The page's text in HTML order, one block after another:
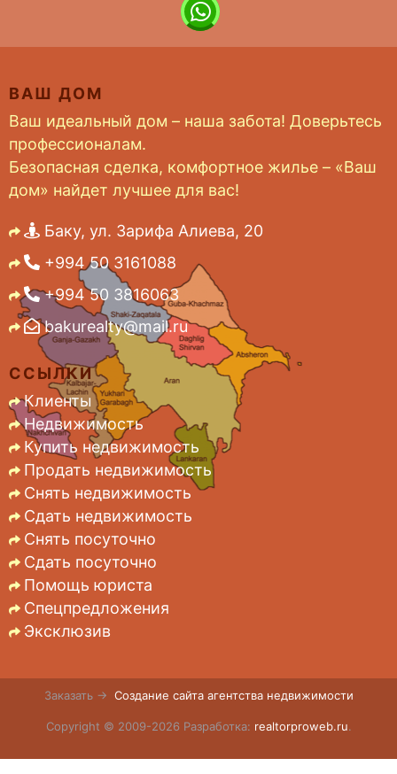
ВАШ ДОМ
Ваш идеальный дом – наша забота! Доверьтесь
профессионалам.
Безопасная сделка, комфортное жилье – «Ваш
дом» найдет лучшее для вас!
Баку, ул. Зарифа Алиева, 20
+994 50 3161088
+994 50 3816063
bakurealty@mail.ru
ССЫЛКИ
Клиенты
Недвижимость
Купить недвижимость
Продать недвижимость
Снять недвижимость
Сдать недвижимость
Снять посуточно
Сдать посуточно
Помощь юриста
Спецпредложения
Эксклюзив
Заказать → Создание сайта агентства недвижимости
Copyright © 2009-2026 Разработка: realtorproweb.ru.